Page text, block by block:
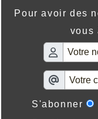
Pour avoir des
vous
S'abonner